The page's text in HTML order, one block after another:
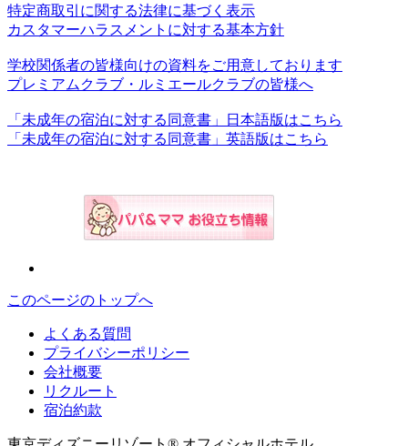
特定商取引に関する法律に基づく表示
カスタマーハラスメントに対する基本方針
学校関係者の皆様向けの資料をご用意しております
プレミアムクラブ・ルミエールクラブの皆様へ
「未成年の宿泊に対する同意書」日本語版はこちら
「未成年の宿泊に対する同意書」英語版はこちら
このページのトップへ
よくある質問
プライバシーポリシー
会社概要
リクルート
宿泊約款